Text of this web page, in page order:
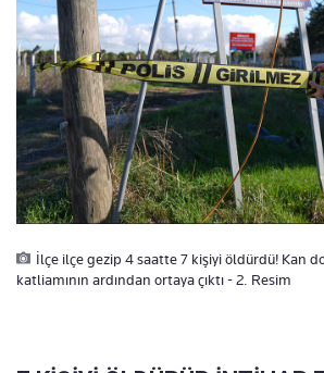
İlçe ilçe gezip 4 saatte 7 kişiyi öldürdü! Kan
katliamının ardından ortaya çıktı - 2. Resim